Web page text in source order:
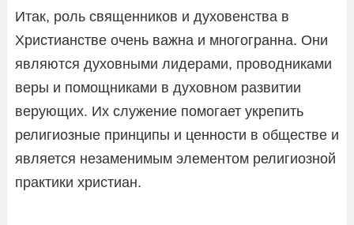
Итак, роль священников и духовенства в
Христианстве очень важна и многогранна. Они
являются духовными лидерами, проводниками
веры и помощниками в духовном развитии
верующих. Их служение помогает укрепить
религиозные принципы и ценности в обществе и
является незаменимым элементом религиозной
практики христиан.